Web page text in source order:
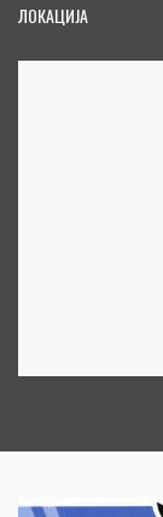
ЛОКАЦИЈА